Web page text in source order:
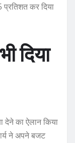
कर दिया
दिया
देने का ऐलान किया
ने अपने बजट